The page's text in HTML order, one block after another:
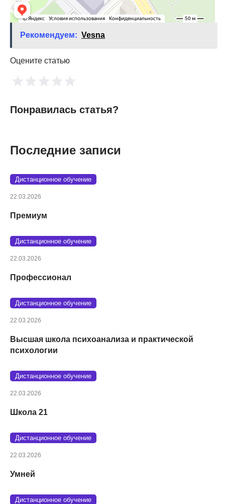
Рекомендуем: Vesna
Оцените статью
Понравилась статья?
Последние записи
Дистанционное обучение
22.03.2026
Премиум
Дистанционное обучение
22.03.2026
Профессионал
Дистанционное обучение
22.03.2026
Высшая школа психоанализа и практической
психологии
Дистанционное обучение
22.03.2026
Школа 21
Дистанционное обучение
22.03.2026
Умней
Дистанционное обучение